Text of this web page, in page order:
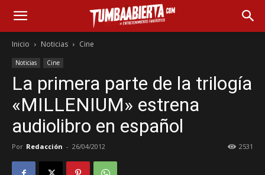
Inicio Noticias Cine
Noticias Cine
La primera parte de la trilogía
«MILLENIUM» estrena
audiolibro en español
Por Redacción - 26/04/2012 2531